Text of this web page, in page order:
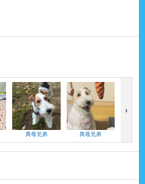
異母兄弟 異母兄弟
›